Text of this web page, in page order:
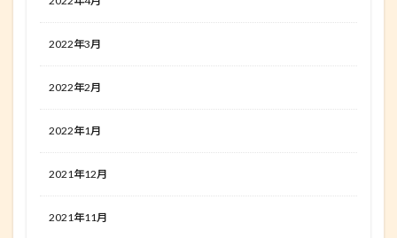
2022年3月
2022年2月
2022年1月
2021年12月
2021年11月